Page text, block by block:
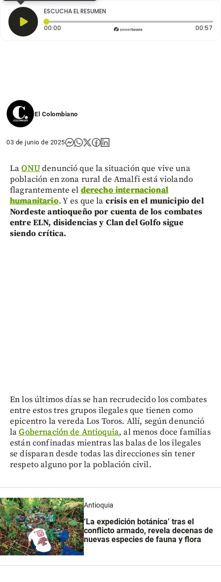
ESCUCHA EL RESUMEN
00:00 Tiempo transcurrido: 0 segundos 00:57
El Colombiano
03 de junio de 2025
LaONUdenunció que la situación que vive una
población en zona rural de Amalfi está violando
flagrantemente el derecho internacional
humanitario. Y es que la crisis en el municipio del
Nordeste antioqueño por cuenta de los combates
entre ELN, disidencias y Clan del Golfo sigue
siendo crítica.
En los últimos días se han recrudecido los combates
entre estos tres grupos ilegales que tienen como
epicentro la vereda Los Toros. Allí, según denunció
laGobernación de Antioquia, al menos doce familias
están confinadas mientras las balas de los ilegales
se disparan desde todas las direcciones sin tener
respeto alguno por la población civil.
Antioquia
‘La expedición botánica’ tras el
conflicto armado, revela decenas de
nuevas especies de fauna y flora